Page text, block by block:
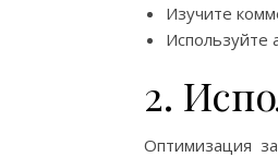
Изучите
Используйте
2.
Оптимизация